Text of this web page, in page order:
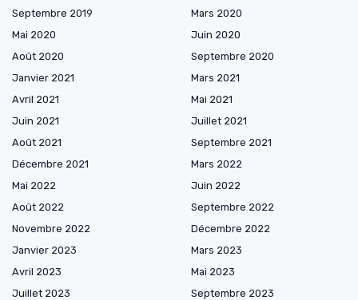
Septembre 2019
Mars 2020
Mai 2020
Juin 2020
Août 2020
Septembre 2020
Janvier 2021
Mars 2021
Avril 2021
Mai 2021
Juin 2021
Juillet 2021
Août 2021
Septembre 2021
Décembre 2021
Mars 2022
Mai 2022
Juin 2022
Août 2022
Septembre 2022
Novembre 2022
Décembre 2022
Janvier 2023
Mars 2023
Avril 2023
Mai 2023
Juillet 2023
Septembre 2023